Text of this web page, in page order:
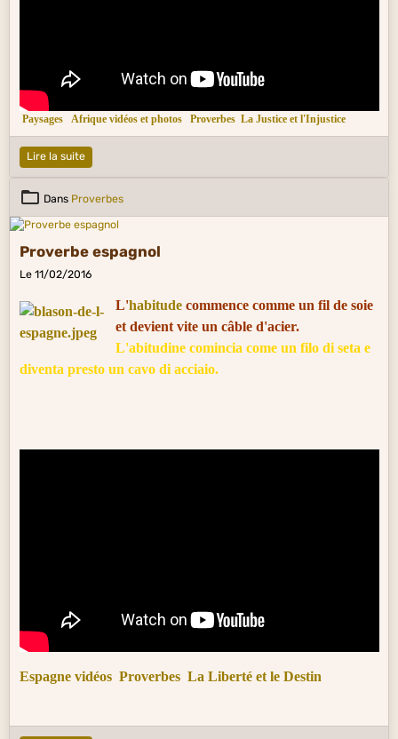
Paysages Afrique vidéos et photos Proverbes La Justice et l'Injustice
Lire la suite
Dans Proverbes
Proverbe espagnol
Le 11/02/2016
L'habitudecommence comme un fil de soie
et devient vite un câble d'acier.
L'abitudine comincia come un filo di seta e
diventa presto un cavo di acciaio.
Espagne vidéos Proverbes La Liberté et le Destin